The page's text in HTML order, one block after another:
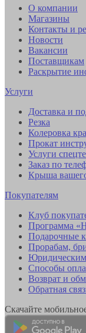
О компании
Магазины
Контакты и
Новости
Вакансии
Поставщикам
Раскрытие
Услуги
Доставка и
Резка
Колеровка
Прокат
Услуги
Заказ по
Крыша
Покупателям
Клуб
Программа
Подарочные
Прорабам,
Способы
Возврат и
Обратная
Скачайте